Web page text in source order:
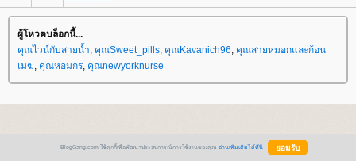
ผู้โหวตบล็อกนี้...
คุณไวน์กับสายน้ำ, คุณSweet_pills, คุณKavanich96, คุณสายหมอกและก้อน
เมฆ, คุณหอมกร, คุณnewyorknurse
BlogGang.com ใช้คุกกี้เพื่อพัฒนาประสบการณ์การใช้งานของคุณ อ่านเพิ่มเติมได้ที่นี่